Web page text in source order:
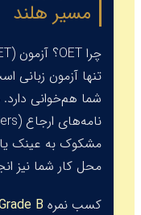
مسیر هلند
چرا OET؟ آزمون
تنها آزمون
نامه‌های ارجاع (
مشکوک به عینک یا
محل کار شما نیز
کسب نمره B